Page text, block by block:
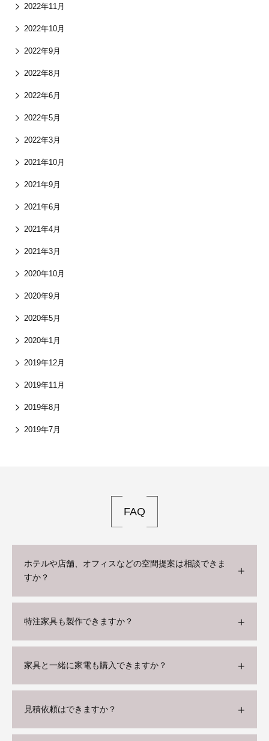
2022年11月
2022年10月
2022年9月
2022年8月
2022年6月
2022年5月
2022年3月
2021年10月
2021年9月
2021年6月
2021年4月
2021年3月
2020年10月
2020年9月
2020年5月
2020年1月
2019年12月
2019年11月
2019年8月
2019年7月
FAQ
ホテルや店舗、オフィスなどの空間提案は相談できま
すか？
特注家具も製作できますか？
家具と一緒に家電も購入できますか？
見積依頼はできますか？